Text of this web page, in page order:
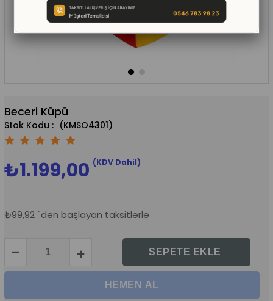
Beceri Küpü
(KMSO4301)
₺1.199,00 (KDV Dahil)
₺99,92 `den başlayan taksitlerle